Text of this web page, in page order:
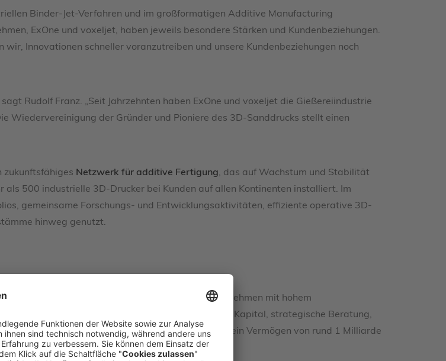
Binder-Jet-Verfahren und im großformatigen Additive Manufacturing
ExOne und voxeljet, haben jeweils besondere Stärken und Kundenbeziehungen.
Innovationen schneller voranzutreiben und unsere Kundenbeziehungen noch
Rudolf Franz. „Seit Jahrzehnten haben ExOne und voxeljet die Gießereiindustrie
Wiedervereinigung der Gründer und Pioniere des 3D-Sanddrucks stellt einen
zukunftsfähiges Netzwerk für additive Fertigung, das auf Wachstum und Stabilität
500 industrielle 3D-Drucker bei Kunden auf allen Kontinenten installiert. Im
gemeinsame Forschungs- und Entwicklungsaktivitäten, effiziente operative 3D-
hinweg genutzt.
, Industrie- und Life-Science-Technologieunternehmen mit hohem
Unternehmungen dabei, Innovationen durch Kapital, strategische Beratung,
Im Jahr 2024 verwaltete Anzu Partners ein Vermögen von rund 1 Milliarde